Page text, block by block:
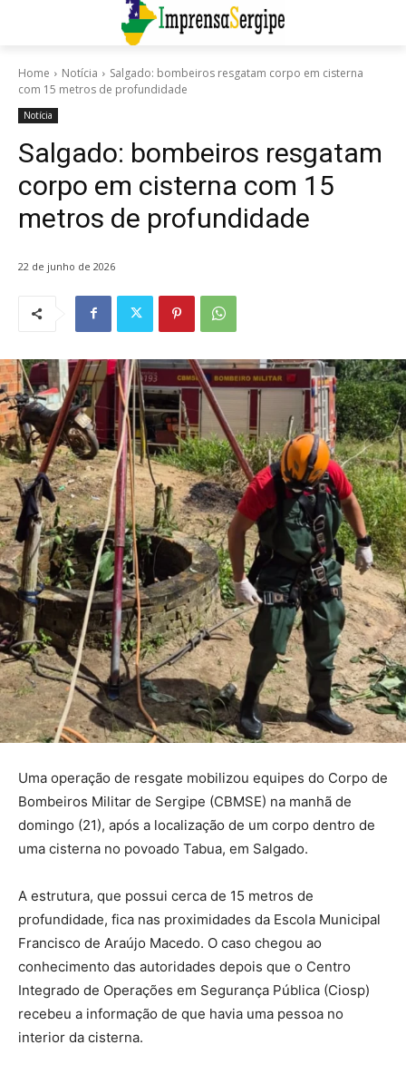
Home Notícia
Salgado: bombeiros resgatam corpo em cisterna
com 15 metros de profundidade
Notícia
Salgado: bombeiros resgatam
corpo em cisterna com 15
metros de profundidade
22 de junho de 2026
Uma operação de resgate mobilizou equipes do Corpo de
Bombeiros Militar de Sergipe (CBMSE) na manhã de
domingo (21), após a localização de um corpo dentro de
uma cisterna no povoado Tabua, em Salgado.
A estrutura, que possui cerca de 15 metros de
profundidade, fica nas proximidades da Escola Municipal
Francisco de Araújo Macedo. O caso chegou ao
conhecimento das autoridades depois que o Centro
Integrado de Operações em Segurança Pública (Ciosp)
recebeu a informação de que havia uma pessoa no
interior da cisterna.